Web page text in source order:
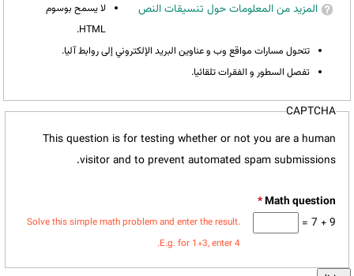
المزيد من المعلومات حول تنسيقات النص
لا يسمح بوسوم
HTML.
تتحول مسارات مواقع وب و عناوين البريد الإلكتروني إلى روابط آليا.
تفصل السطور و الفقرات تلقائيا.
CAPTCHA
This question is for testing whether or not you are a human
visitor and to prevent automated spam submissions.
*
9 + 7 =
Solve this simple math problem and enter the result.
E.g. for 1+3, enter 4.